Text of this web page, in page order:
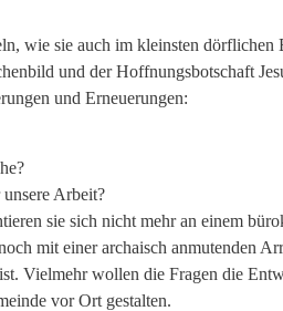
wie sie auch im kleinsten dörflichen
und der Hoffnungsbotschaft
und Erneuerungen:
Arbeit?
sie sich nicht mehr an einem
mit einer archaisch anmutenden
Vielmehr wollen die Fragen die
vor Ort gestalten.